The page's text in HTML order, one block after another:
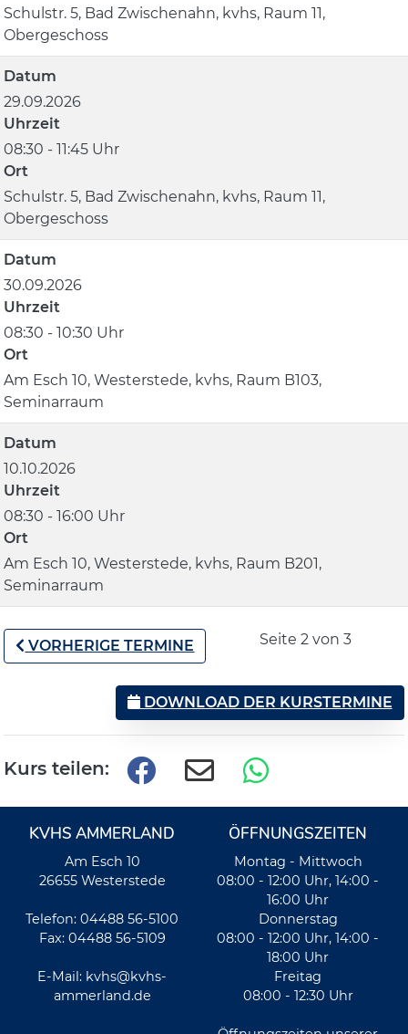
Schulstr. 5, Bad Zwischenahn, kvhs, Raum 11,
Obergeschoss
Datum
29.09.2026
Uhrzeit
08:30 - 11:45 Uhr
Ort
Schulstr. 5, Bad Zwischenahn, kvhs, Raum 11,
Obergeschoss
Datum
30.09.2026
Uhrzeit
08:30 - 10:30 Uhr
Ort
Am Esch 10, Westerstede, kvhs, Raum B103,
Seminarraum
Datum
10.10.2026
Uhrzeit
08:30 - 16:00 Uhr
Ort
Am Esch 10, Westerstede, kvhs, Raum B201,
Seminarraum
VORHERIGE TERMINE Seite 2 von 3
DOWNLOAD DER KURSTERMINE
Kurs teilen:
KVHS AMMERLAND
Am Esch 10
26655 Westerstede
Telefon: 04488 56-5100
Fax: 04488 56-5109
E-Mail: kvhs@kvhs-
ammerland.de
ÖFFNUNGSZEITEN
Montag - Mittwoch
08:00 - 12:00 Uhr, 14:00 -
16:00 Uhr
Donnerstag
08:00 - 12:00 Uhr, 14:00 -
18:00 Uhr
Freitag
08:00 - 12:30 Uhr